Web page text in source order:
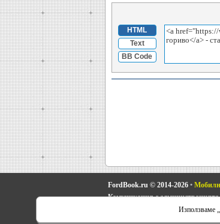
HTML
Text
BB Code
FordBook.ru © 2014-2026 •
Комуникация с администрацията
Фокус Турнир 1•Фокус 2
•Scorpio 2•Sierra•Transit 2•
Използваме